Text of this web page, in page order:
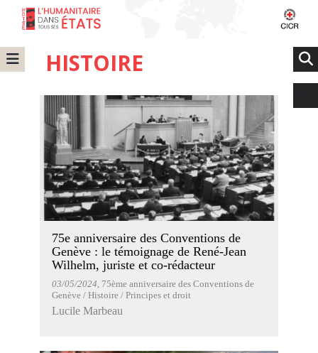
HISTOIRE
75e anniversaire des Conventions de
Genève : le témoignage de René-Jean
Wilhelm, juriste et co-rédacteur
03/05/2024 , 75ème anniversaire des Conventions de
Genève / Histoire / Principes et droit
Lucile Marbeau